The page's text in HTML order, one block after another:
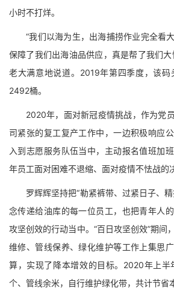
小时不打烊。
“我们以海为生，出海捕捞作业完全看
保障了我们出海油品供应，真是帮了我们
老大满意地说道。2019年第四季度，该
2492桶。
2020年，面对新冠疫情挑战，作为党员
司紧张的复工复产工作中，一边积极响应
入到志愿服务队伍当中，主动报名值班加
年员工面对困难不退缩、面对疫情不怯战的
罗辉辉坚持把“勒紧裤带、过紧日子、精
念传递给油库的每一位员工，也把青年人
攻坚创效的行动当中。“百日攻坚创效”期间
维修、管线保养、绿化维护等工作上集思
算，实现了降本增效的目标。2020年上
个、管线余米，自行维护绿化带，共计节省